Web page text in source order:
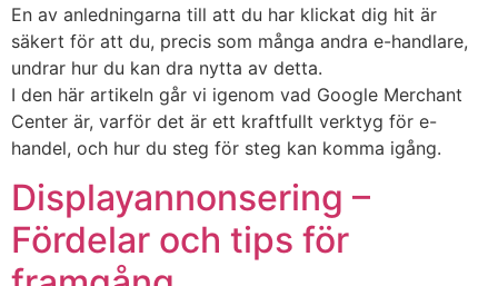
En av anledningarna till att du har klickat dig hit är
säkert för att du, precis som många andra e-handlare,
undrar hur du kan dra nytta av detta.
I den här artikeln går vi igenom vad Google Merchant
Center är, varför det är ett kraftfullt verktyg för e-
handel, och hur du steg för steg kan komma igång.
Displayannonsering –
Fördelar och tips för